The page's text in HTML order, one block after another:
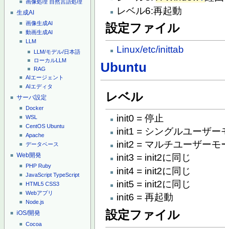
画像処理 自然言語処理
生成AI
画像生成AI
動画生成AI
LLM
LLM/モデル/日本語
ローカルLLM
RAG
AIエージェント
AIエディタ
サーバ設定
Docker
WSL
CentOS Ubuntu
Apache
データベース
Web開発
PHP Ruby
JavaScript TypeScript
HTML5 CSS3
Webアプリ
Node.js
iOS/開発
Cocoa
レベル6:再起動
設定ファイル
Linux/etc/inittab
Ubuntu
レベル
init0 = 停止
init1 = シングルユーザー
init2 = マルチユーザーモ
init3 = init2に同じ
init4 = init2に同じ
init5 = init2に同じ
init6 = 再起動
設定ファイル